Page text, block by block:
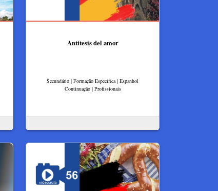
Antítesis del amor
Secundário | Formação Específica | Espanhol
Continuação | Profissionais